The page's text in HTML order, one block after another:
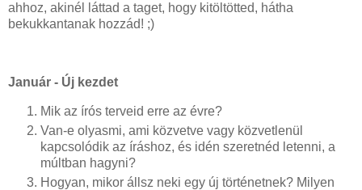
ahhoz, akinél láttad a taget, hogy kitöltötted, hátha
bekukkantanak hozzád! ;)
Január - Új kezdet
Mik az írós terveid erre az évre?
Van-e olyasmi, ami közvetve vagy közvetlenül
kapcsolódik az íráshoz, és idén szeretnéd letenni, a
múltban hagyni?
Hogyan, mikor állsz neki egy új történetnek? Milyen